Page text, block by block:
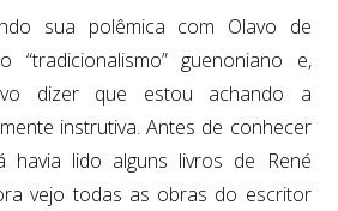
sua polêmica com Olavo de
“tradicionalismo” guenoniano e,
dizer que estou achando a
instrutiva. Antes de conhecer
havia lido alguns livros de René
vejo todas as obras do escritor